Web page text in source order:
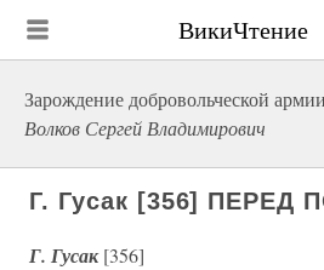
ВикиЧтение
Зарождение добровольческой армии
Волков Сергей Владимирович
Г. Гусак [356] ПЕРЕД
Г. Гусак[356]